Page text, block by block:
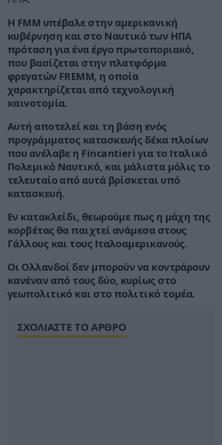
Η FMM υπέβαλε στην αμερικανική
κυβέρνηση και στο Ναυτικό των ΗΠΑ
πρόταση για ένα έργο πρωτοποριακό,
που βασίζεται στην πλατφόρμα
φρεγατών FREMM, η οποία
χαρακτηρίζεται από τεχνολογική
καινοτομία.
Αυτή αποτελεί και τη βάση ενός
προγράμματος κατασκευής δέκα πλοίων
που ανέλαβε η Fincantieri για το Ιταλικό
Πολεμικό Ναυτικό, και μάλιστα μόλις το
τελευταίο από αυτά βρίσκεται υπό
κατασκευή.
Εν κατακλείδι, θεωρούμε πως η μάχη της
κορβέτας θα παιχτεί ανάμεσα στους
Γάλλους και τους Ιταλοαμερικανούς.
Οι Ολλανδοί δεν μπορούν να κοντράρουν
κανέναν από τους δύο, κυρίως στο
γεωπολιτικό και στο πολιτικό τομέα.
ΣΧΟΛΙΑΣΤΕ ΤΟ ΑΡΘΡΟ